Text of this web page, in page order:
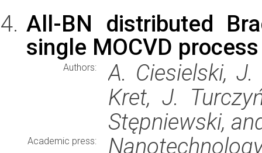
All-BN distributed
single MOCVD process
Authors:
A. Ciesielski, J.
Kret, J.
Stępniewski,
Academic press: